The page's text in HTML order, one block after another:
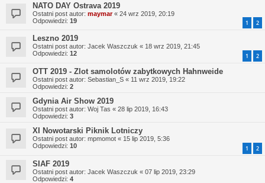
NATO DAY Ostrava 2019
Ostatni post autor: maymar« 24 wrz 2019, 20:19
Odpowiedzi: 19 1 2
Leszno 2019
Ostatni post autor: Jacek Waszczuk « 18 wrz 2019, 21:45
Odpowiedzi: 12 1 2
OTT 2019 - Zlot samolotów zabytkowych Hahnweide
Ostatni post autor: Sebastian_S « 11 wrz 2019, 19:22
Odpowiedzi: 2
Gdynia Air Show 2019
Ostatni post autor: Woj Tas « 28 lip 2019, 16:43
Odpowiedzi: 3
XI Nowotarski Piknik Lotniczy
Ostatni post autor: mpmomot « 15 lip 2019, 5:36
Odpowiedzi: 10 1 2
SIAF 2019
Ostatni post autor: Jacek Waszczuk « 07 lip 2019, 23:29
Odpowiedzi: 4